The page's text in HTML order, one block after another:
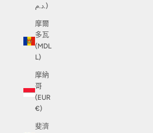
د.م.)
摩爾
多瓦
(MDL
L)
摩納
哥
(EUR
€)
斐濟